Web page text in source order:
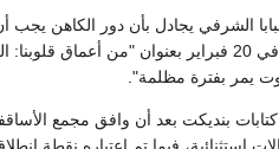
الشرفي يجادل بأن دور الكاهن
يصدر في 20 فبراير بعنوان "من أعماق
يمر بفترة مظلمة".